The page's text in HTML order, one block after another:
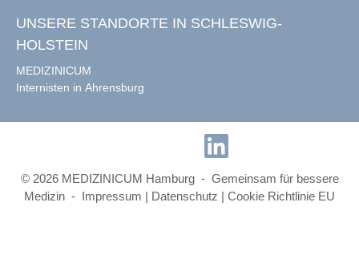
UNSERE STANDORTE IN SCHLESWIG-
HOLSTEIN
MEDIZINICUM
Internisten in Ahrensburg
© 2026 MEDIZINICUM Hamburg - Gemeinsam für bessere
Medizin - Impressum | Datenschutz | Cookie Richtlinie EU